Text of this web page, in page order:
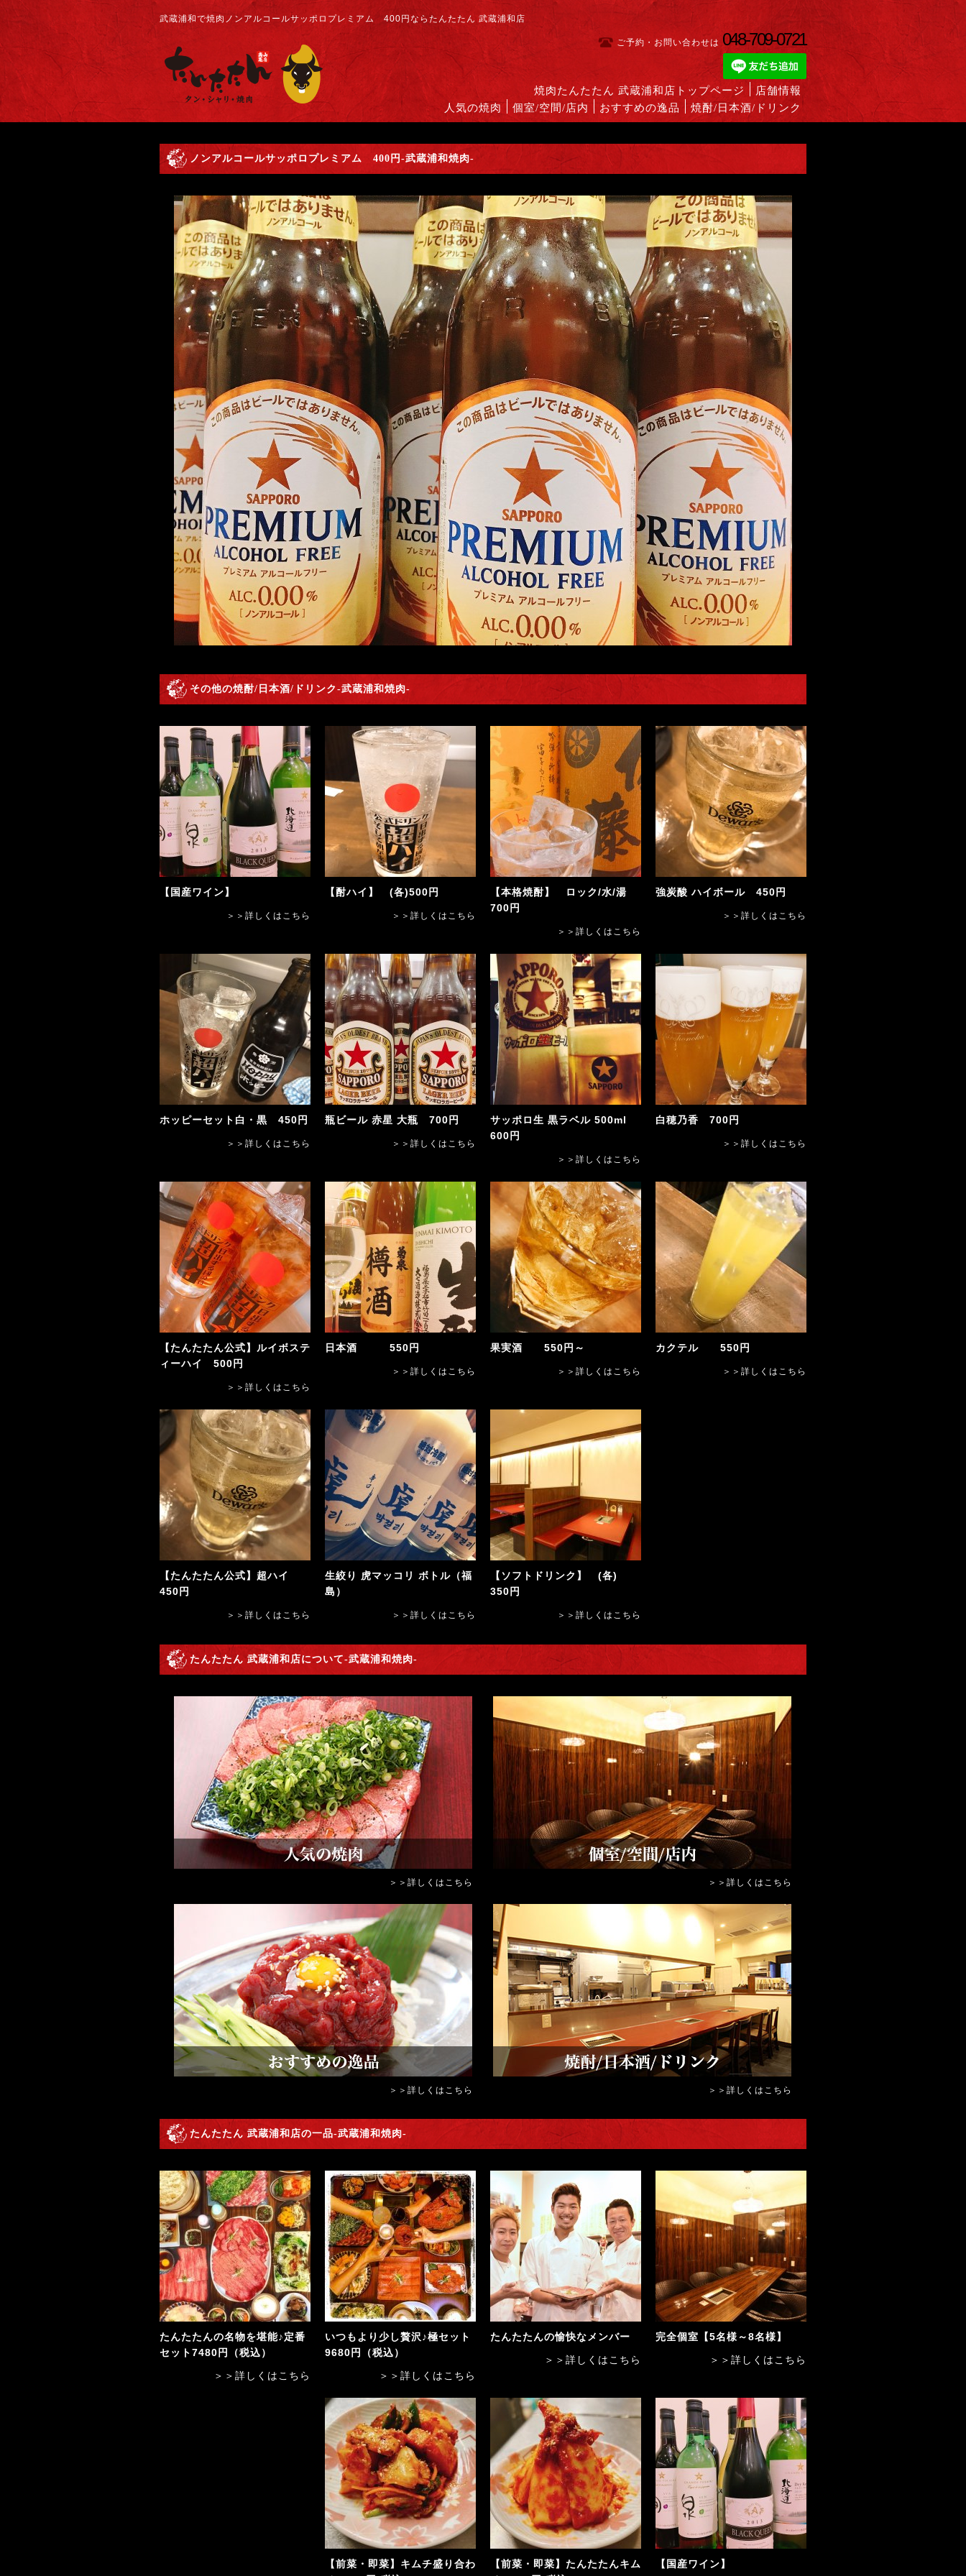
武蔵浦和で焼肉ノンアルコールサッポロプレミアム 400円ならたんたたん 武蔵浦和店
ご予約・お問い合わせは 048-709-0721
店舗情報
焼肉たんたたん 武蔵浦和店トップページ
焼酎/日本酒/ドリンク
おすすめの逸品
個室/空間/店内
人気の焼肉
ノンアルコールサッポロプレミアム 400円-武蔵浦和焼肉-
その他の焼酎/日本酒/ドリンク-武蔵浦和焼肉-
【国産ワイン】
＞＞詳しくはこちら
【酎ハイ】 (各)500円
＞＞詳しくはこちら
【本格焼酎】 ロック/水/湯
700円
＞＞詳しくはこちら
強炭酸 ハイボール 450円
＞＞詳しくはこちら
ホッピーセット白・黒 450円
＞＞詳しくはこちら
瓶ビール 赤星 大瓶 700円
＞＞詳しくはこちら
サッポロ生 黒ラベル 500ml
600円
＞＞詳しくはこちら
白穂乃香 700円
＞＞詳しくはこちら
【たんたたん公式】ルイボステ
ィーハイ 500円
＞＞詳しくはこちら
日本酒 550円
＞＞詳しくはこちら
果実酒 550円～
＞＞詳しくはこちら
カクテル 550円
＞＞詳しくはこちら
【たんたたん公式】超ハイ
450円
＞＞詳しくはこちら
生絞り 虎マッコリ ボトル（福
島）
＞＞詳しくはこちら
【ソフトドリンク】 (各)
350円
＞＞詳しくはこちら
たんたたん 武蔵浦和店について-武蔵浦和焼肉-
＞＞詳しくはこちら ＞＞詳しくはこちら
＞＞詳しくはこちら ＞＞詳しくはこちら
たんたたん 武蔵浦和店の一品-武蔵浦和焼肉-
たんたたんの名物を堪能♪定番
セット7480円（税込）
＞＞詳しくはこちら
いつもより少し贅沢♪極セット
9680円（税込）
＞＞詳しくはこちら
たんたたんの愉快なメンバー
＞＞詳しくはこちら
完全個室【5名様～8名様】
＞＞詳しくはこちら
【前菜・即菜】キムチ盛り合わ
【前菜・即菜】たんたたんキム
【国産ワイン】